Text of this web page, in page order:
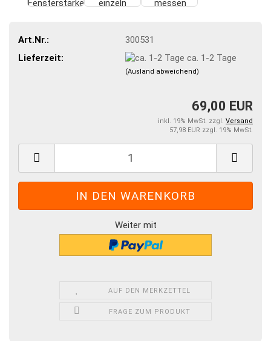
Art.Nr.:
300531
Lieferzeit:
ca. 1-2 Tage
(Ausland abweichend)
69,00 EUR
inkl. 19% MwSt. zzgl. Versand
57,98 EUR zzgl. 19% MwSt.
Weiter mit
AUF DEN MERKZETTEL
FRAGE ZUM PRODUKT